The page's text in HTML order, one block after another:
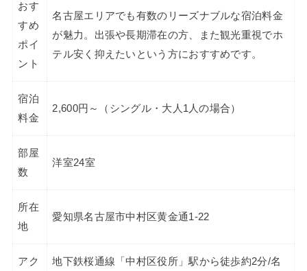
おす
すめ
ポイ
ント
名古屋エリアでも有数のリーズナブルな宿泊料金
が魅力。出張や長期滞在の方、また観光重視でホ
テル安く抑えたいという方におすすめです。
宿泊
料金
2,600円～（シングル・大人1人の場合）
部屋
数
洋室24室
所在
地
愛知県名古屋市中村区黄金通1-22
アク
地下鉄桜通線「中村区役所」駅から徒歩約2分/名